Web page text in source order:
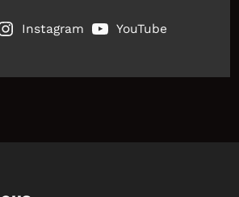
Instagram YouTube